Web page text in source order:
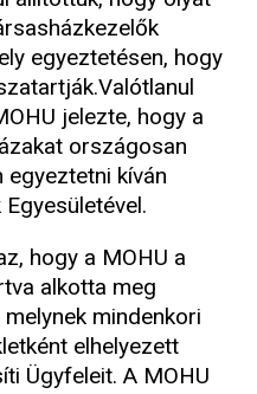
egyeztetésen, hogy
jelezte, hogy a
országosan
kíván
hogy a MOHU a
alkotta meg
mindenkori
elhelyezett
Ügyfeleit. A MOHU